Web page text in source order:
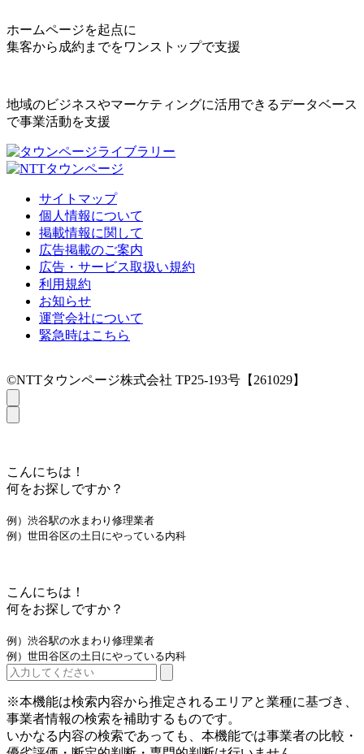
ホームページを起点に
集客から成約までをワンストップで支援
地域のビジネスやマーケティングに活用できるデータベース
で事業活動を支援
サイトマップ
個人情報について
掲載情報に関して
広告掲載のご案内
広告・サービス取扱い規約
利用規約
お知らせ
運営会社について
緊急時はこちら
©NTTタウンページ株式会社 TP25-193号【261029】
こんにちは！
何をお探しですか？
例）渋谷駅の水まわり修理業者
例）世田谷区の土日にやっている内科
こんにちは！
何をお探しですか？
例）渋谷駅の水まわり修理業者
例）世田谷区の土日にやっている内科
※本機能は検索内容から推定されるエリアと業種に基づき、
事業者情報の検索を補助するものです。
いかなる内容の検索であっても、本機能では事業者の比較・